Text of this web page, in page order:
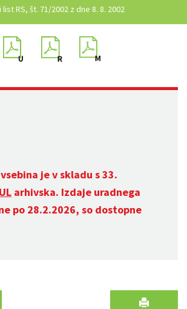
list RS, št. 71/2002 z dne 8. 8. 2002
je v skladu s 33.
arhivska. Izdaje uradnega
po 28.2.2026, so dostopne